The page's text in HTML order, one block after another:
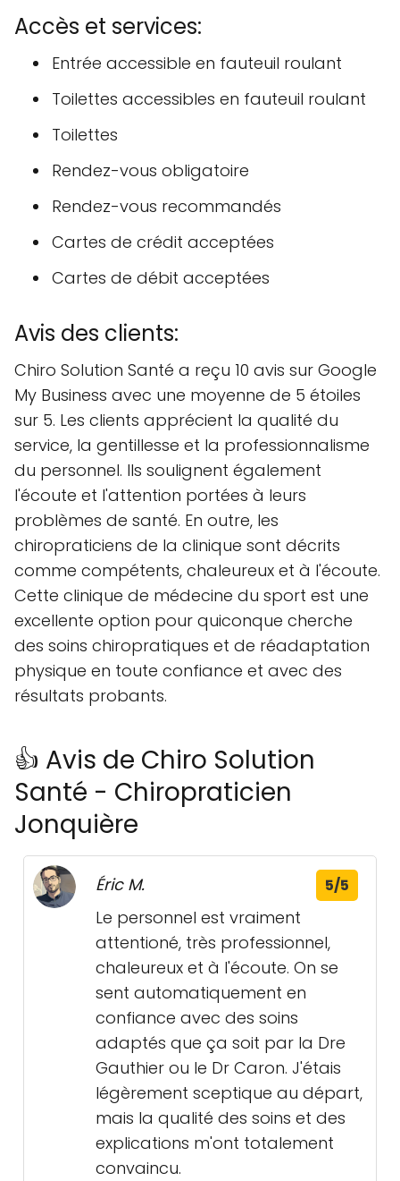
Accès et services:
Entrée accessible en fauteuil roulant
Toilettes accessibles en fauteuil roulant
Toilettes
Rendez-vous obligatoire
Rendez-vous recommandés
Cartes de crédit acceptées
Cartes de débit acceptées
Avis des clients:
Chiro Solution Santé a reçu 10 avis sur Google
My Business avec une moyenne de 5 étoiles
sur 5. Les clients apprécient la qualité du
service, la gentillesse et la professionnalisme
du personnel. Ils soulignent également
l'écoute et l'attention portées à leurs
problèmes de santé. En outre, les
chiropraticiens de la clinique sont décrits
comme compétents, chaleureux et à l'écoute.
Cette clinique de médecine du sport est une
excellente option pour quiconque cherche
des soins chiropratiques et de réadaptation
physique en toute confiance et avec des
résultats probants.
👍 Avis de Chiro Solution
Santé - Chiropraticien
Jonquière
Éric M. 5/5
Le personnel est vraiment
attentioné, très professionnel,
chaleureux et à l'écoute. On se
sent automatiquement en
confiance avec des soins
adaptés que ça soit par la Dre
Gauthier ou le Dr Caron. J'étais
légèrement sceptique au départ,
mais la qualité des soins et des
explications m'ont totalement
convaincu.